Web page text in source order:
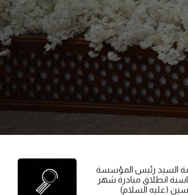
السيد رئيس المؤسسة
انطلاق مبادرة شهر
(عليه السلام)